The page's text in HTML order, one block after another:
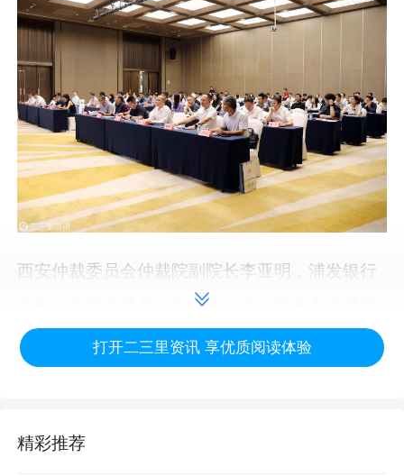
西安仲裁委员会仲裁院副院长李亚明，浦发银行
西安分行党委委员、副行长余勋，西安市律师协
会金融法律专业委员会主任王胜兵分别致辞。李
亚明指出，在“十五五”开局之年，伴随着西安硬
增多。西安仲裁委员会依托硬科技仲裁院，发挥
打开二三里资讯 享优质阅读体验
精彩推荐